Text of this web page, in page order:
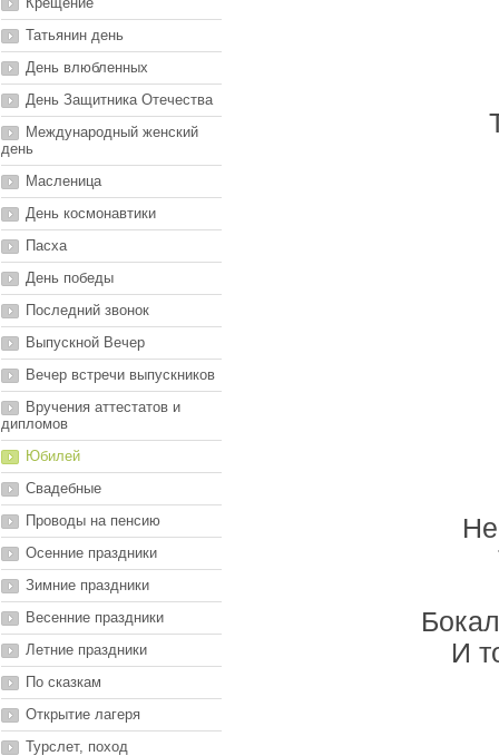
Татьянин день
День влюбленных
День Защитника Отечества
Международный женский
день
Масленица
День космонавтики
Пасха
День победы
Последний звонок
Выпускной Вечер
Вечер встречи выпускников
Вручения аттестатов и
дипломов
Юбилей
Свадебные
Проводы на пенсию
Осенние праздники
Зимние праздники
Весенние праздники
Летние праздники
По сказкам
Открытие лагеря
Турслет, поход
И